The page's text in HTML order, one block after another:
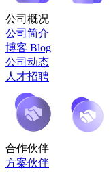
公司概况
公司简介
博客 Blog
公司动态
人才招聘
合作伙伴
方案伙伴